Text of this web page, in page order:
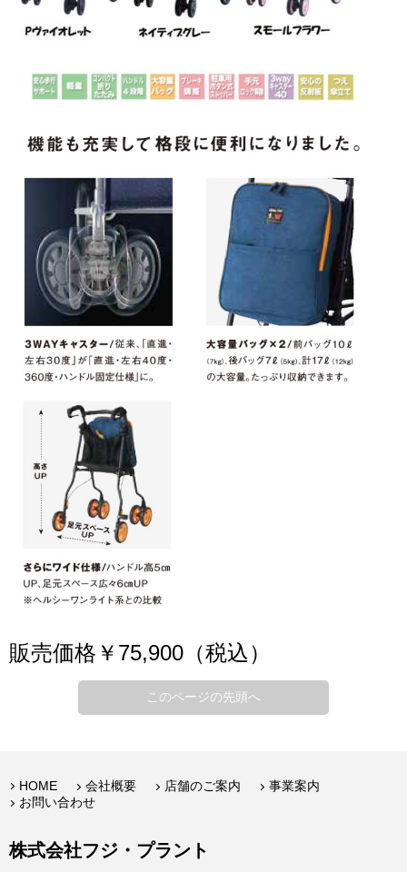
販売価格￥75,900（税込）
このページの先頭へ
HOME 会社概要 店舗のご案内
事業案内
お問い合わせ
株式会社フジ・プラント